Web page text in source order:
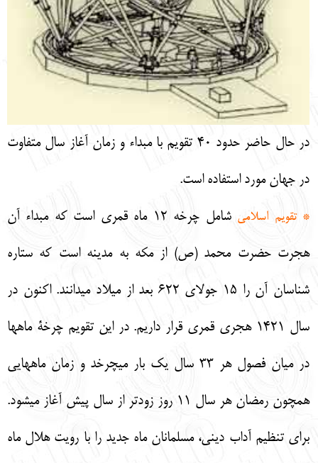
در حال حاضر حدود 40 تقويم با مبداء و زمان آغاز سال متفاوت
در جهان مورد استفاده است.
* تقويم اسلامي شامل چرخه 12 ماه قمري است كه مبداء آن
هجرت حضرت محمد (ص) از مكه به مدينه است كه ستاره
شناسان آن را 15 جولاي 622 بعد از ميلاد ميدانند. اكنون در
سال 1421 هجري قمري قرار داريم. در اين تقويم چرخة ماهها
در ميان فصول هر 33 سال يك بار ميچرخد و زمان ماههايي
همچون رمضان هر سال 11 روز زودتر از سال پيش آغاز ميشود.
براي تنظيم آداب ديني، مسلمانان ماه جديد را با رويت هلال ماه